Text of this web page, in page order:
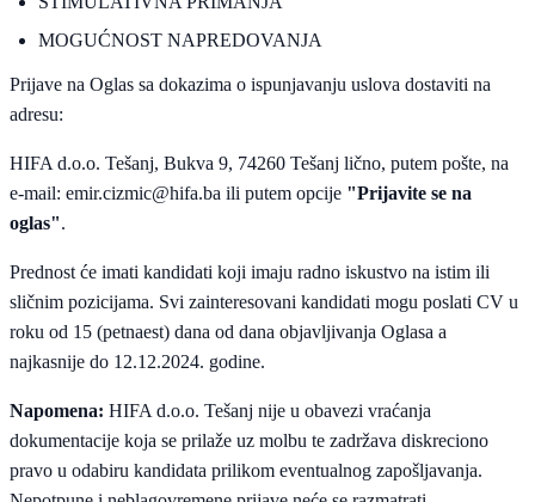
MOGUĆNOST NAPREDOVANJA
Prijave na Oglas sa dokazima o ispunjavanju uslova dostaviti na
adresu:
HIFA d.o.o. Tešanj, Bukva 9, 74260 Tešanj lično, putem pošte, na
e-mail: emir.cizmic@hifa.ba ili putem opcije "Prijavite se na
oglas".
Prednost će imati kandidati koji imaju radno iskustvo na istim ili
sličnim pozicijama. Svi zainteresovani kandidati mogu poslati CV u
roku od 15 (petnaest) dana od dana objavljivanja Oglasa a
najkasnije do 12.12.2024. godine.
Napomena: HIFA d.o.o. Tešanj nije u obavezi vraćanja
dokumentacije koja se prilaže uz molbu te zadržava diskreciono
pravo u odabiru kandidata prilikom eventualnog zapošljavanja.